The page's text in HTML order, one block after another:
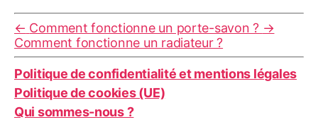
← Comment fonctionne un porte-savon ? →
Comment fonctionne un radiateur ?
Politique de confidentialité et mentions légales
Politique de cookies (UE)
Qui sommes-nous ?